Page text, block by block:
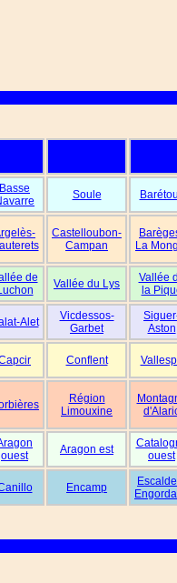
Basse
Soule
Castelloubon-
Campan
La
de
Vallée du Lys
Vallée
la
Alet
Vicdessos-
Garbet
Aston
Conflent
Région
Limouxine
ouest
Aragon est
ouest
Encamp